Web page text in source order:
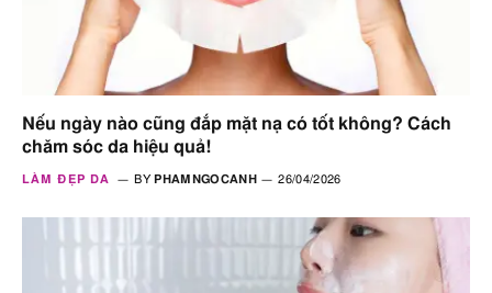
Nếu ngày nào cũng đắp mặt nạ có tốt không? Cách
chăm sóc da hiệu quả!
LÀM ĐẸP DA BY PHAMNGOCANH 26/04/2026